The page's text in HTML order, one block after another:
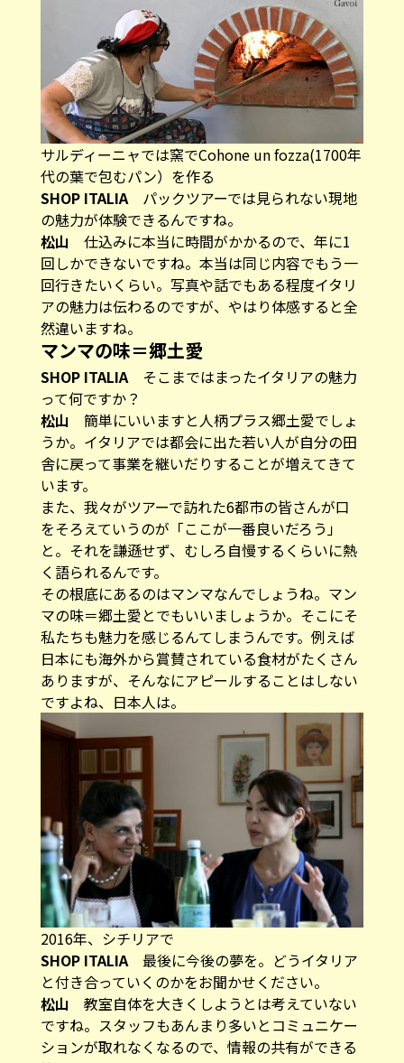
サルディーニャでは窯でCohone un fozza(1700年
代の葉で包むパン）を作る
SHOP ITALIAパックツアーでは見られない現地
の魅力が体験できるんですね。
松山 仕込みに本当に時間がかかるので、年に1
回しかできないですね。本当は同じ内容でもう一
回行きたいくらい。写真や話でもある程度イタリ
アの魅力は伝わるのですが、やはり体感すると全
然違いますね。
マンマの味＝郷土愛
SHOP ITALIAそこまではまったイタリアの魅力
って何ですか？
松山 簡単にいいますと人柄プラス郷土愛でしょ
うか。イタリアでは都会に出た若い人が自分の田
舎に戻って事業を継いだりすることが増えてきて
います。
また、我々がツアーで訪れた6都市の皆さんが口
をそろえていうのが「ここが一番良いだろう」
と。それを謙遜せず、むしろ自慢するくらいに熱
く語られるんです。
その根底にあるのはマンマなんでしょうね。マン
マの味＝郷土愛とでもいいましょうか。そこにそ
私たちも魅力を感じるんてしまうんです。例えば
日本にも海外から賞賛されている食材がたくさん
ありますが、そんなにアピールすることはしない
ですよね、日本人は。
2016年、シチリアで
SHOP ITALIA最後に今後の夢を。どうイタリア
と付き合っていくのかをお聞かせください。
松山 教室自体を大きくしようとは考えていない
ですね。スタッフもあんまり多いとコミュニケー
ションが取れなくなるので、情報の共有ができる